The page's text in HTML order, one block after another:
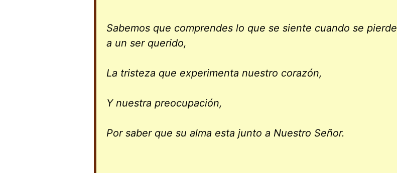
Sabemos que comprendes lo que se siente cuando se pierde
a un ser querido,
La tristeza que experimenta nuestro corazón,
Y nuestra preocupación,
Por saber que su alma esta junto a Nuestro Señor.